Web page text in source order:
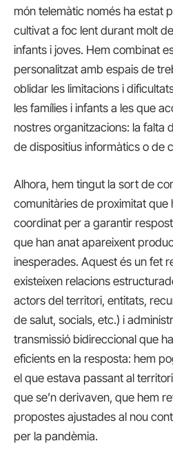
món telemàtic només ha estat
cultivat a foc lent durant molt
infants i joves. Hem combinat
personalitzat amb espais de
oblidar les limitacions i
les famílies i infants a les que
nostres organitzacions: la falta
de dispositius informàtics o de
Alhora, hem tingut la sort de
comunitàries de proximitat que
coordinat per a garantir
que han anat apareixent
inesperades. Aquest és un fet
existeixen relacions
actors del territori, entitats,
de salut, socials, etc.) i
transmissió bidireccional que
eficients en la resposta: hem
el que estava passant al
que se’n derivaven, que hem
propostes ajustades al nou
per la pandèmia.